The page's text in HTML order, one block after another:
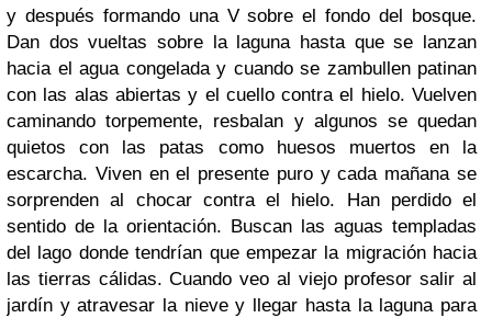
y después formando una V sobre el fondo del bosque.
Dan dos vueltas sobre la laguna hasta que se lanzan
hacia el agua congelada y cuando se zambullen patinan
con las alas abiertas y el cuello contra el hielo. Vuelven
caminando torpemente, resbalan y algunos se quedan
quietos con las patas como huesos muertos en la
escarcha. Viven en el presente puro y cada mañana se
sorprenden al chocar contra el hielo. Han perdido el
sentido de la orientación. Buscan las aguas templadas
del lago donde tendrían que empezar la migración hacia
las tierras cálidas. Cuando veo al viejo profesor salir al
jardín y atravesar la nieve y llegar hasta la laguna para